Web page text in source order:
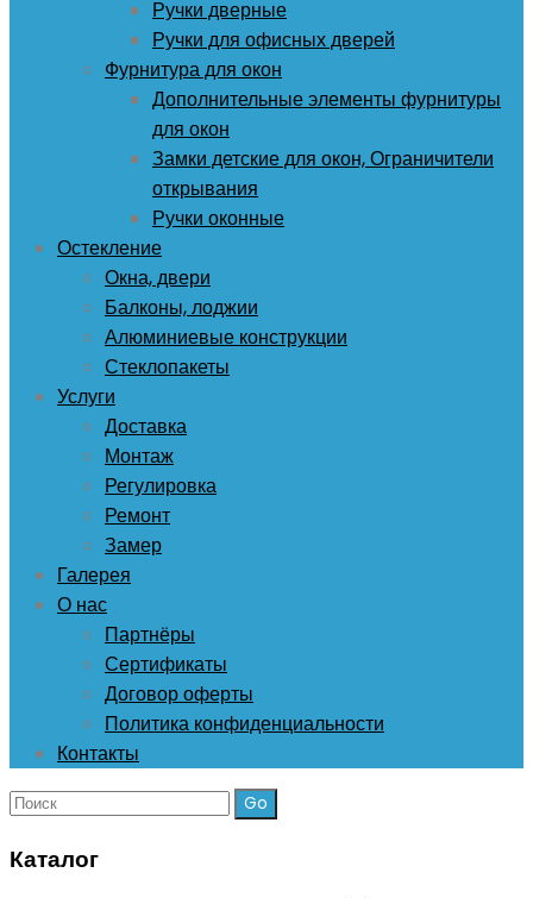
Ручки дверные
Ручки для офисных дверей
Фурнитура для окон
Дополнительные элементы фурнитуры
для окон
Замки детские для окон, Ограничители
открывания
Ручки оконные
Остекление
Окна, двери
Балконы, лоджии
Алюминиевые конструкции
Стеклопакеты
Услуги
Доставка
Монтаж
Регулировка
Ремонт
Замер
Галерея
О нас
Партнёры
Сертификаты
Договор оферты
Политика конфиденциальности
Контакты
Поиск:
Каталог